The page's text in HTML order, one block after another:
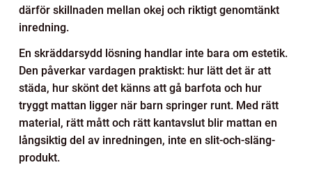
därför skillnaden mellan okej och riktigt genomtänkt
inredning.
En skräddarsydd lösning handlar inte bara om estetik.
Den påverkar vardagen praktiskt: hur lätt det är att
städa, hur skönt det känns att gå barfota och hur
tryggt mattan ligger när barn springer runt. Med rätt
material, rätt mått och rätt kantavslut blir mattan en
långsiktig del av inredningen, inte en slit-och-släng-
produkt.